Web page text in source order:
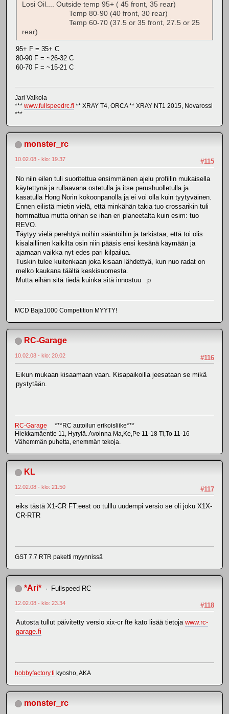
Losi Oil.... Outside temp 95+ ( 45 front, 35 rear)
Temp 80-90 (40 front, 30 rear)
Temp 60-70 (37.5 or 35 front, 27.5 or 25
rear)
95+ F = 35+ C
80-90 F = ~26-32 C
60-70 F = ~15-21 C
Jari Valkola
*** www.fullspeedrc.fi ** XRAY T4, ORCA ** XRAY NT1 2015, Novarossi
***
monster_rc
#115
10.02.08 - klo: 19.37
No niin eilen tuli suoritettua ensimmäinen ajelu profiilin mukaisella
käytettynä ja rullaavana ostetulla ja itse perushuolletulla ja
kasatulla Hong Norin kokoonpanolla ja ei voi olla kuin tyytyväinen.
Ennen eilistä mietin vielä, että minkähän takia tuo crossarikin tuli
hommattua mutta onhan se ihan eri planeetalta kuin esim: tuo
REVO.
Täytyy vielä perehtyä noihin sääntöihin ja tarkistaa, että toi olis
kisalaillinen kaikilta osin niin pääsis ensi kesänä käymään ja
ajamaan vaikka nyt edes pari kilpailua.
Tuskin tulee kuitenkaan joka kisaan lähdettyä, kun nuo radat on
melko kaukana täältä keskisuomesta.
Mutta eihän sitä tiedä kuinka sitä innostuu :p
MCD Baja1000 Competition MYYTY!
RC-Garage
#116
10.02.08 - klo: 20.02
Eikun mukaan kisaamaan vaan. Kisapaikoilla jeesataan se mikä
pystytään.
RC-Garage ***RC autoilun erikoisliike***
Hiekkamäentie 11, Hyrylä. Avoinna Ma,Ke,Pe 11-18 Ti,To 11-16
Vähemmän puhetta, enemmän tekoja.
KL
#117
12.02.08 - klo: 21.50
eiks tästä X1-CR FT:eest oo tulllu uudempi versio se oli joku X1X-
CR-RTR
GST 7.7 RTR paketti myynnissä
*Ari* Fullspeed RC
#118
12.02.08 - klo: 23.34
Autosta tullut päivitetty versio xix-cr fte kato lisää tietoja www.rc-
garage.fi
hobbyfactory.fi kyosho, AKA
monster_rc